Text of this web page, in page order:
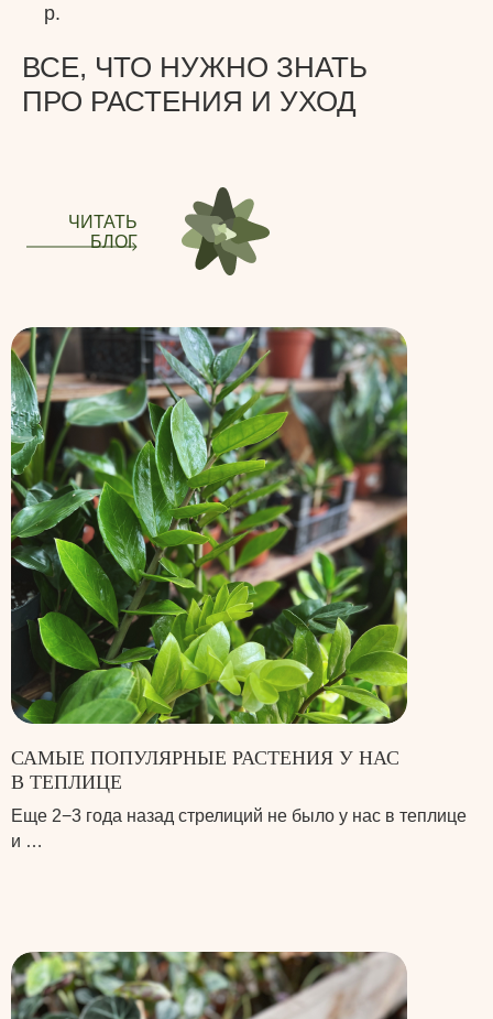
р.
ВСЕ, ЧТО НУЖНО ЗНАТЬ
ПРО РАСТЕНИЯ И УХОД
ЧИТАТЬ
БЛОГ
САМЫЕ ПОПУЛЯРНЫЕ РАСТЕНИЯ У НАС
В ТЕПЛИЦЕ
Еще 2−3 года назад стрелиций не было у нас в теплице
и …